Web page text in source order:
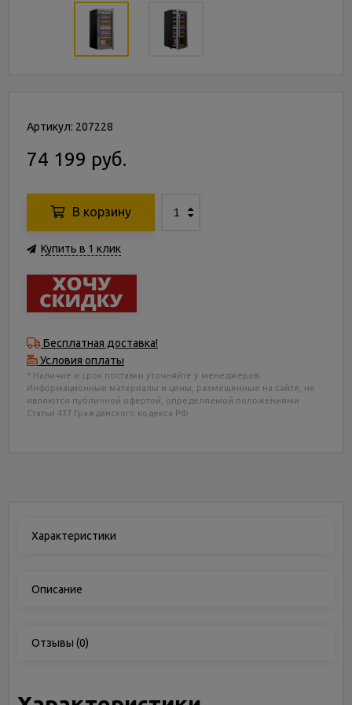
Артикул: 207228
74 199 руб.
В корзину
Купить в 1 клик
Бесплатная доставка!
Условия оплаты
* Наличие и срок поставки уточняйте у менеджеров.
Информационные материалы и цены, размещенные на сайте, не
являются публичной офертой, определяемой положениями
Статьи 437 Гражданского кодекса РФ.
Характеристики
Описание
Отзывы (0)